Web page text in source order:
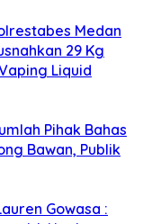
Medan
29 Kg
Liquid
Pihak Bahas
Bawan, Publik
Gowasa :